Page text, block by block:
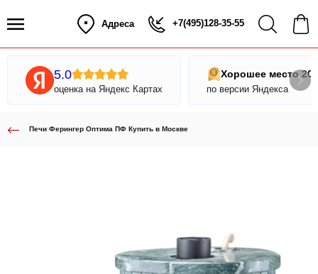
Адреса +7(495)128-35-55
5.0
оценка на Яндекс Картах
Хорошее место
по версии Яндекса
Печи Ферингер Оптима ПФ Купить в Москве